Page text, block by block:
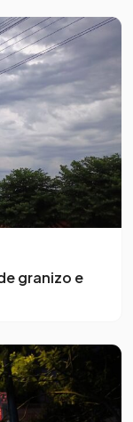
granizo e